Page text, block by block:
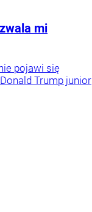
mi
pojawi się
Trump junior